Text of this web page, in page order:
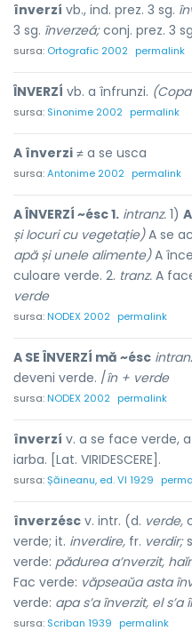
înverzí vb., ind. prez. 3 sg.
3 sg. înverzeá;conj. prez. 3
sursa: Ortografic 2002 permalink
ÎNVERZÍ vb. a înfrunzi.
sursa: Sinonime 2002 permalink
A înverzi ≠ a se usca
sursa:Antonime 2002 permalink
A ÎNVERZÍ ~ésc 1. intranz. 1)
și locuri cu vegetație)A se
apă și unele alimente)A
culoare verde. 2. tranz. A
verde
sursa:NODEX 2002 permalink
A SE ÎNVERZÍ mă ~ésc
deveni verde. /în + verde
sursa:NODEX 2002 permalink
înverzí v. a se face verde,
iarba. [Lat. VIRIDESCERE].
sursa:Șăineanu, ed. VI 1929
înverzésc v. intr. (d. verde,
verde; it. inverdire, fr. verdir;
verde: pădurea a’nverzit,
Fac verde: văpseaŭa asta
verde: apa s’a înverzit, el
sursa: Scriban 1939 permalink